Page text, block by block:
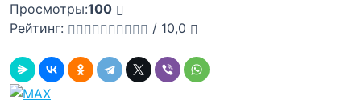
Просмотры:100
Рейтинг:
/ 10,0